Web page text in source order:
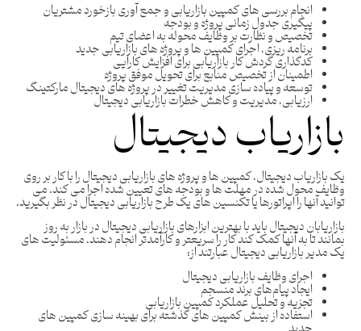
انجام بررسی های کمپین بازاریابی و جمع آوری بازخورد مشتریان
پیگیری جدول زمانی پروژه و بودجه
تخصیص و نظارت بر وظایف محوله به اعضای تیم
برنامه ریزی، اجرای کمپین ها و پروژه های بازاریابی جدید
کدگذاری گردش کار بازاریابی برای افزایش کارایی
اطمینان از تخصیص منابع برای تحویل موفق پروژه
توسعه و پیاده سازی مدیریت تغییر در پروژه های دیجیتال مارکتینگ
ارزیابی، مدیریت و کاهش خطرات بازاریابی دیجیتال
بازاریاب دیجیتال
یک بازاریاب دیجیتال، کمپین ها و پروژه های بازاریابی دیجیتال را با کار بر روی
وظایف محول شده در مهلت ها و بودجه های تعیین شده اجرا می کند. می
توانید آنها را اپراتورها یا تکنسین های یک طرح بازاریابی دیجیتال در نظر بگیرید.
بازاریابان دیجیتال باید با بهترین ابزارهای بازاریابی دیجیتال در بازار به روز
بمانند تا به آنها کمک کند کار را سریعتر و کارآمدتر انجام دهند. مسئولیت های
یک مدیر بازاریابی دیجیتال عبارتند از:
اجرای وظایف بازاریابی دیجیتال
ایجاد پیام‌های برند منسجم
تجزیه و تحلیل عملکرد کمپین بازاریابی
استفاده از بینش کمپین های گذشته برای بهینه سازی کمپین های